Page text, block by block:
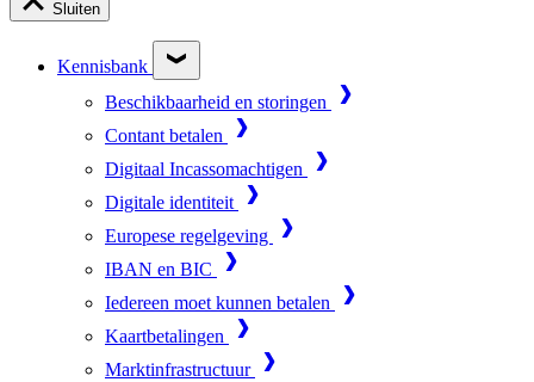
Sluiten
Kennisbank
Beschikbaarheid en storingen
Contant betalen
Digitaal Incassomachtigen
Digitale identiteit
Europese regelgeving
IBAN en BIC
Iedereen moet kunnen betalen
Kaartbetalingen
Marktinfrastructuur